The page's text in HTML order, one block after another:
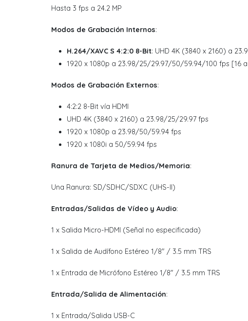
Hasta 3 fps a 24.2 MP
Modos de Grabación Internos:
H.264/XAVC S 4:2:0 8-Bit: UHD 4K (3840 x 2160) a
1920 x 1080p a 23.98/25/29.97/50/59.94/100 fps [16
Modos de Grabación Externos:
4:2:2 8-Bit vía HDMI
UHD 4K (3840 x 2160) a 23.98/25/29.97 fps
1920 x 1080p a 23.98/50/59.94 fps
1920 x 1080i a 50/59.94 fps
Ranura de Tarjeta de Medios/Memoria:
Una Ranura: SD/SDHC/SDXC (UHS-II)
Entradas/Salidas de Vídeo y Audio:
1 x Salida Micro-HDMI (Señal no especificada)
1 x Salida de Audífono Estéreo 1/8" / 3.5 mm TRS
1 x Entrada de Micrófono Estéreo 1/8" / 3.5 mm TRS
Entrada/Salida de Alimentación:
1 x Entrada/Salida USB-C